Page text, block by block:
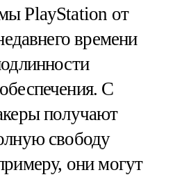
PlayStation от
времени
С
получают
свободу
они могут